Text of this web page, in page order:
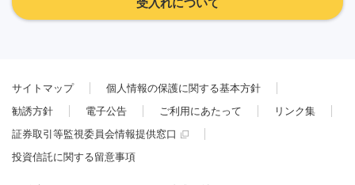
サイトマップ
個人情報の保護に関する基本方針
勧誘方針
電子公告 ご利用にあたって
リンク集
証券取引等監視委員会情報提供窓口
投資信託に関する留意事項